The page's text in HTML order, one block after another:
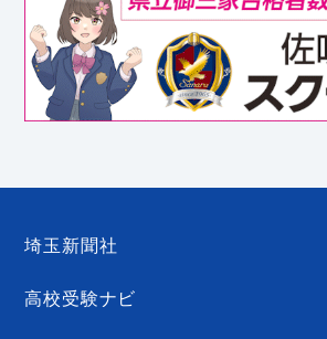
埼玉新聞社
高校受験ナビ